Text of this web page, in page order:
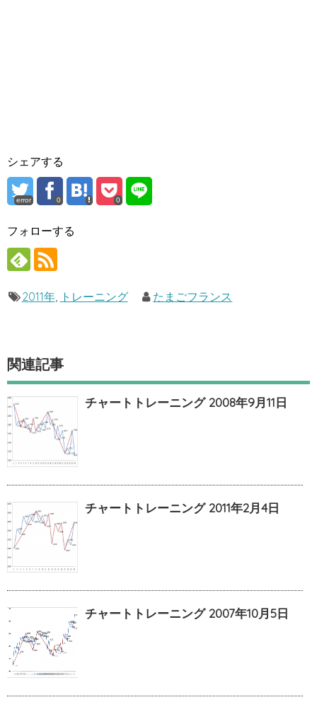
シェアする
error 0 0
フォローする
2011年, トレーニング たまごフランス
関連記事
チャートトレーニング 2008年9月11日
チャートトレーニング 2011年2月4日
チャートトレーニング 2007年10月5日